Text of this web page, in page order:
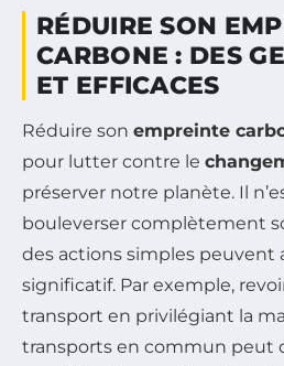
RÉDUIRE SON
CARBONE : DES
ET EFFICACES
Réduire son empreinte
pour lutter contre le
préserver notre planète. Il
bouleverser complètement
des actions simples peuvent
significatif. Par exemple,
transport en privilégiant la
transports en commun peut